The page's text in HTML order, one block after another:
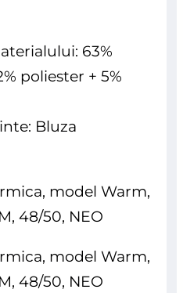
63%
poliester + 5%
Bluza